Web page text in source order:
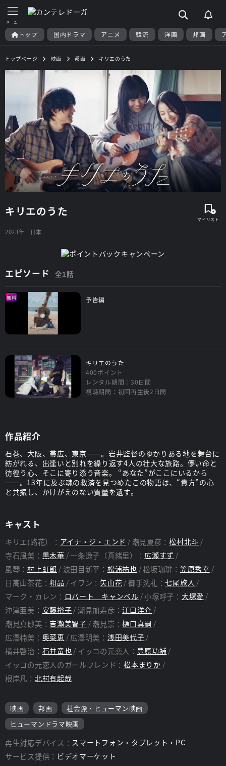
トップ 国内ドラマ アニメ 韓流 洋画 邦画
トップページ 映画 邦画 キリエのうた
キリエのうた
2023年 日本
エピソード 全1話
無料 予告編
キリエのうた
400ポイント
レンタル期間：30日間
視聴期間：初回再生後2日間
作品紹介
石巻、大阪、帯広、東京――。岩井監督のゆかりある地を舞台に
紡がれる、出逢いと別れを繰り返す4人の壮大な旅路。儚い命と
彷徨う心、そこに寄り添う音楽。 “あなた”がここにいるから
――。13年に及ぶ魂の救済を見つめたこの物語は、“貴方”の心
と共振し、かけがえのない質量を遺す。
キャスト
キリエ(路花）： アイナ・ジ・エンド 潮見夏彦：松村北斗
寺石風美： 黒木華 一条逸子（真緒里）： 広瀬すず
風琴：村上虹郎 波田目新平： 松浦祐也 松坂珈琲： 笠原秀幸
日高山茶花：粗品 イワン：矢山花 御手洗礼：七尾旅人
マーク・カレン： ロバート キャンベル 小塚呼子： 大塚愛
沖津亜美： 安藤裕子 潮見加寿彦：江口洋介
潮見真砂美：吉瀬美智子 潮見崇：樋口真嗣
広澤楠美： 奥菜恵 広澤明美： 浅田美代子
横井啓治： 石井竜也 イッコの元恋人： 豊原功補
イッコの元恋人のガールフレンド：松本まりか
根岸凡： 北村有起哉
映画 邦画
社会派・ヒューマン映画
ヒューマンドラマ映画
再生対応デバイス： スマートフォン・タブレット・PC
サービス提供： ビデオマーケット